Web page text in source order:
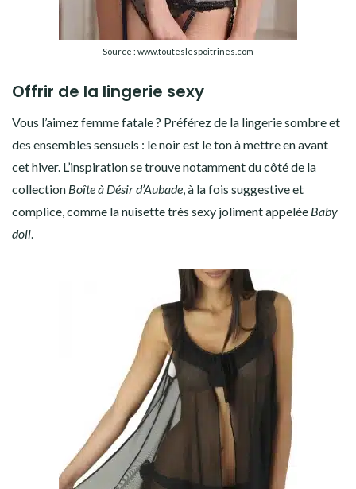
Source : www.touteslespoitrines.com
Offrir de la lingerie sexy
Vous l’aimez femme fatale ? Préférez de la lingerie sombre et
des ensembles sensuels : le noir est le ton à mettre en avant
cet hiver. L’inspiration se trouve notamment du côté de la
collection Boîte à Désir d’Aubade, à la fois suggestive et
complice, comme la nuisette très sexy joliment appelée Baby
doll.